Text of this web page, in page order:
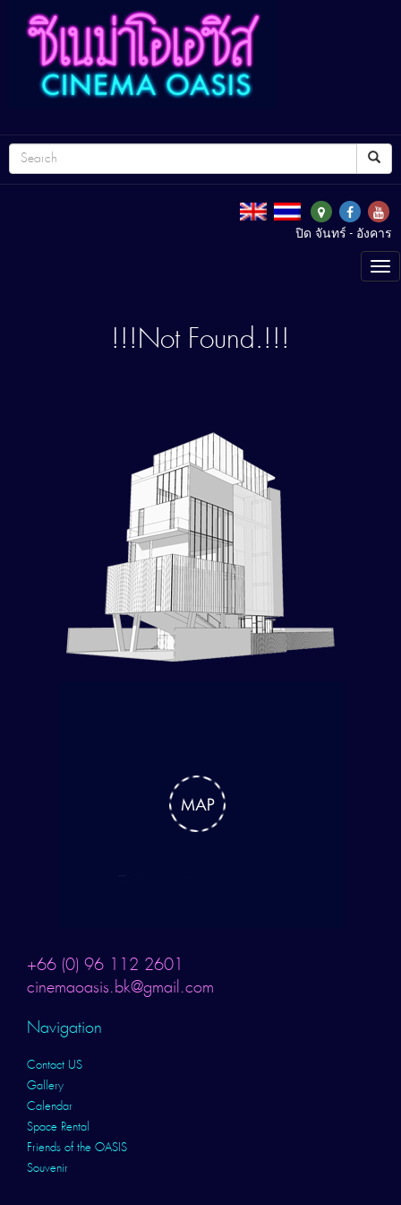
ปิด จันทร์ - อังคาร
!!!Not Found.!!!
+66 (0) 96 112 2601
cinemaoasis.bk@gmail.com
Navigation
Contact US
Gallery
Calendar
Space Rental
Friends of the OASIS
Souvenir